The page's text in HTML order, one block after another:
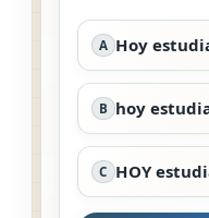
A Hoy
B hoy
C HOY